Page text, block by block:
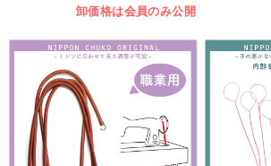
卸価格は会員のみ公開